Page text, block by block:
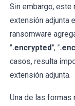
Sin embargo,
extensión adjunta
ransomware
".encrypted", ".enc
casos, resulta
extensión adjunta.
Una de las formas